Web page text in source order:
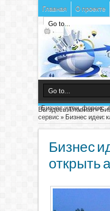
Главная О проекте
Бизнес идеи, форекс,
Вы здесь:Главная»
сервис » Бизнес идеи:
Бизнес
открыть